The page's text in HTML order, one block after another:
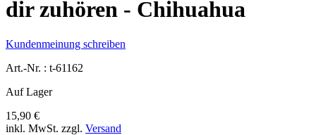
dir zuhören - Chihuahua
Kundenmeinung schreiben
Art.-Nr. : t-61162
Auf Lager
15,90 €
inkl. MwSt. zzgl. Versand